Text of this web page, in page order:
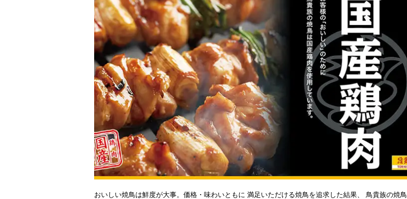
おいしい焼鳥は鮮度が大事。価格・味わいともに 満足いただける焼鳥を追求した結果、 鳥貴族の焼鳥